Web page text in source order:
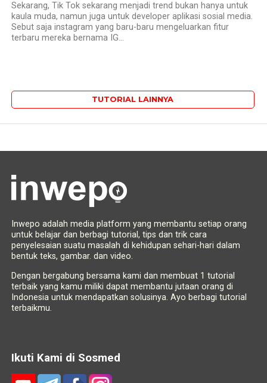
Sekarang, Tik Tok sekarang menjadi trend bukan hanya untuk
kaula muda, namun juga untuk developer aplikasi sosial media.
Sebut saja instagram yang baru-baru mengeluarkan fitur
terbaru mereka bernama IG...
TUTORIAL LAINNYA
Inwepo adalah media platform yang membantu setiap orang
untuk belajar dan berbagi tutorial, tips dan trik cara
penyelesaian suatu masalah di kehidupan sehari-hari dalam
bentuk teks, gambar. dan video.
Dengan bergabung bersama kami dan membuat 1 tutorial
terbaik yang kamu miliki dapat membantu jutaan orang di
Indonesia untuk mendapatkan solusinya. Ayo berbagi tutorial
terbaikmu.
Ikuti Kami di Sosmed